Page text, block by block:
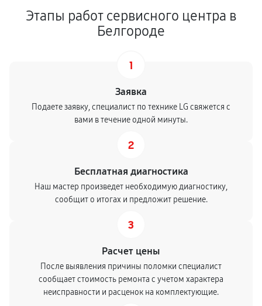
Этапы работ сервисного центра в
Белгороде
1
Заявка
Подаете заявку, специалист по технике LG свяжется с
вами в течение одной минуты.
2
Бесплатная диагностика
Наш мастер произведет необходимую диагностику,
сообщит о итогах и предложит решение.
3
Расчет цены
После выявления причины поломки специалист
сообщает стоимость ремонта с учетом характера
неисправности и расценок на комплектующие.